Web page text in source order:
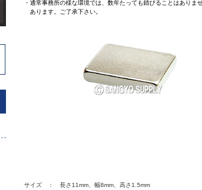
・通常事務所の様な環境では、数年たっても錆びることはありま
あります。ご了承下さい。
サイズ ： 長さ11mm、幅8mm、高さ1.5mm